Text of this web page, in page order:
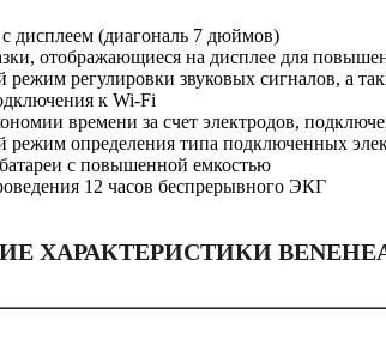
дисплеем (диагональ 7 дюймов)
отображающиеся на дисплее для
режим регулировки звуковых сигналов, а
к Wi-Fi
времени за счет электродов,
режим определения типа подключенных
с повышенной емкостью
12 часов беспрерывного ЭКГ
ХАРАКТЕРИСТИКИ